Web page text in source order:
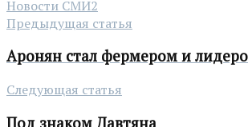
Новости СМИ2
Предыдущая статья
Аронян стал фермером и
Следующая статья
Под знаком Давтяна